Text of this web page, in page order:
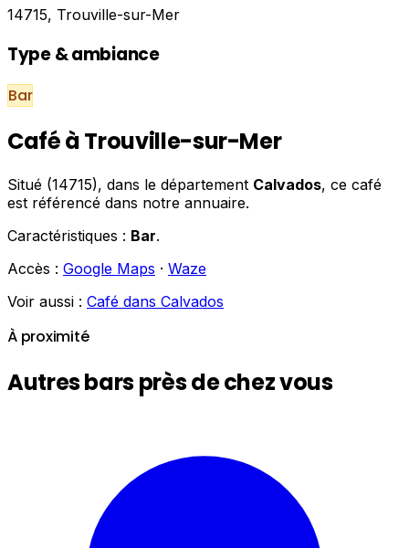
14715, Trouville-sur-Mer
Type & ambiance
Bar
Café à Trouville-sur-Mer
Situé (14715), dans le département Calvados, ce café
est référencé dans notre annuaire.
Caractéristiques : Bar.
Accès : Google Maps · Waze
Voir aussi : Café dans Calvados
À proximité
Autres bars près de chez vous